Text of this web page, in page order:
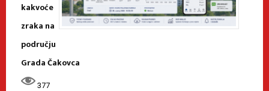
kakvoće
zraka na
području
Grada Čakovca
377